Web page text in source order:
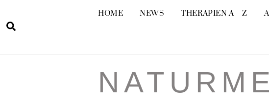
content
HOME NEWS THERAPIEN A – Z